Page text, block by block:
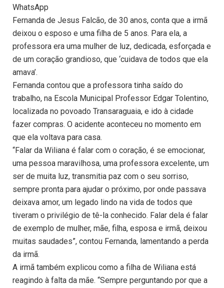
WhatsApp
Fernanda de Jesus Falcão, de 30 anos, conta que a irmã
deixou o esposo e uma filha de 5 anos. Para ela, a
professora era uma mulher de luz, dedicada, esforçada e
de um coração grandioso, que ‘cuidava de todos que ela
amava’.
Fernanda contou que a professora tinha saído do
trabalho, na Escola Municipal Professor Edgar Tolentino,
localizada no povoado Transaraguaia, e ido à cidade
fazer compras. O acidente aconteceu no momento em
que ela voltava para casa.
“Falar da Wiliana é falar com o coração, é se emocionar,
uma pessoa maravilhosa, uma professora excelente, um
ser de muita luz, transmitia paz com o seu sorriso,
sempre pronta para ajudar o próximo, por onde passava
deixava amor, um legado lindo na vida de todos que
tiveram o privilégio de tê-la conhecido. Falar dela é falar
de exemplo de mulher, mãe, filha, esposa e irmã, deixou
muitas saudades”, contou Fernanda, lamentando a perda
da irmã.
A irmã também explicou como a filha de Wiliana está
reagindo à falta da mãe. “Sempre perguntando por que a